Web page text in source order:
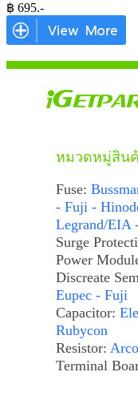
฿ 695.-
หมวดหมู่สิน
Fuse:
- Fuji -
Legrand/EIA
Surge
Power
Discreate
Eupec - Fuji
Capacitor:
Rubycon
Resistor:
Terminal